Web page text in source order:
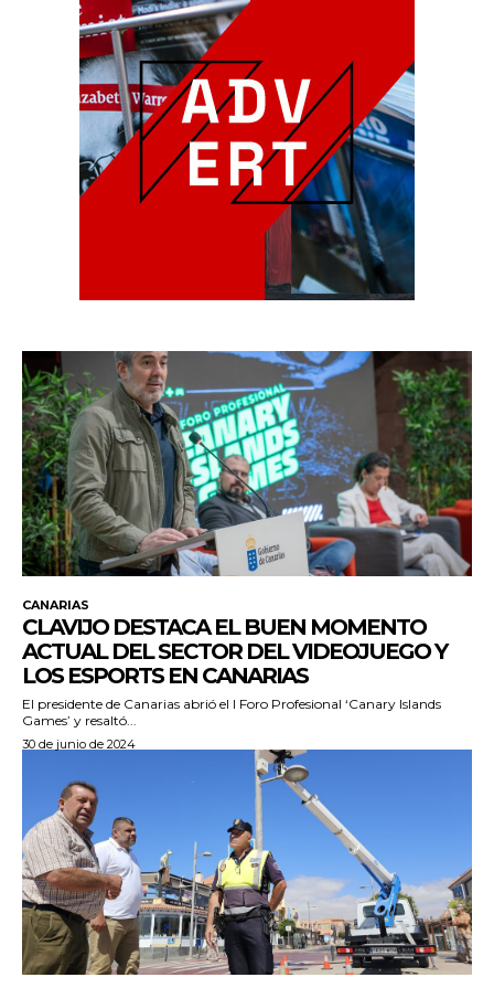
CANARIAS
CLAVIJO DESTACA EL BUEN MOMENTO
ACTUAL DEL SECTOR DEL VIDEOJUEGO Y
LOS ESPORTS EN CANARIAS
El presidente de Canarias abrió el I Foro Profesional ‘Canary Islands
Games’ y resaltó...
30 de junio de 2024